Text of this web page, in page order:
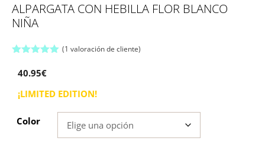
ALPARGATA CON HEBILLA FLOR BLANCO
NIÑA
(1 valoración de cliente)
40.95€
¡LIMITED EDITION!
Color